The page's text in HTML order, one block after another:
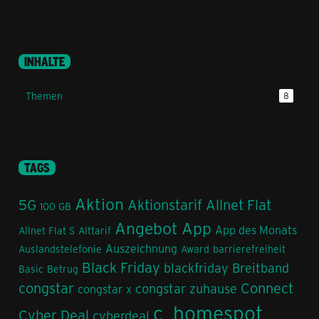
INHALTE
Themen 8
TAGS
5G 100 GB Aktion Aktionstarif Allnet Flat
Allnet Flat S Alttarif Angebot App App des Monats
Auslandstelefonie Auszeichnung Award barrierefreiheit
Basic Betrug Black Friday blackfriday Breitband
congstar congstar x congstar zuhause Connect
Cyber Deal cyberdeal c_homespot